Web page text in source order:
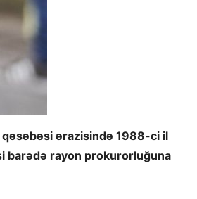
ərazisində 1988-ci il
barədə rayon prokurorluğuna